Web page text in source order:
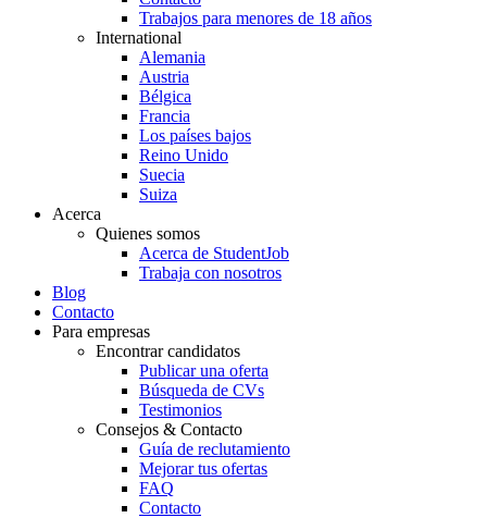
Trabajos para menores de 18 años
International
Alemania
Austria
Bélgica
Francia
Los países bajos
Reino Unido
Suecia
Suiza
Acerca
Quienes somos
Acerca de StudentJob
Trabaja con nosotros
Blog
Contacto
Para empresas
Encontrar candidatos
Publicar una oferta
Búsqueda de CVs
Testimonios
Consejos & Contacto
Guía de reclutamiento
Mejorar tus ofertas
FAQ
Contacto